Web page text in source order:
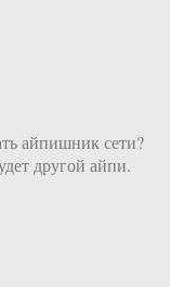
айпишник сети?
другой айпи.